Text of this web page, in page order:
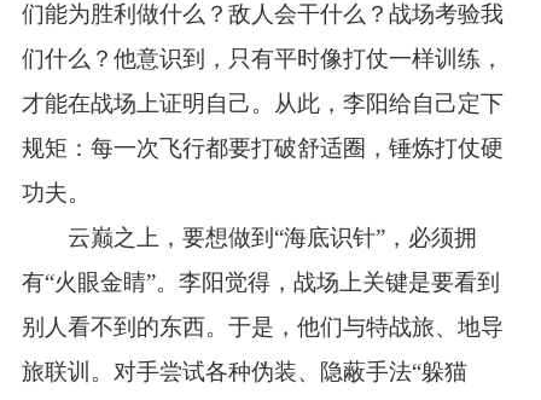
们能为胜利做什么？敌人会干什么？战场考验我
们什么？他意识到，只有平时像打仗一样训练，
才能在战场上证明自己。从此，李阳给自己定下
规矩：每一次飞行都要打破舒适圈，锤炼打仗硬
功夫。
云巅之上，要想做到“海底识针”，必须拥
有“火眼金睛”。李阳觉得，战场上关键是要看到
别人看不到的东西。于是，他们与特战旅、地导
旅联训。对手尝试各种伪装、隐蔽手法“躲猫